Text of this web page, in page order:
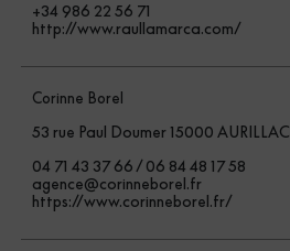
+34 986 22 56 71
http://www.raullamarca.com/
Corinne Borel
53 rue Paul Doumer 15000 AURILLAC
04 71 43 37 66 / 06 84 48 17 58
agence@corinneborel.fr
https://www.corinneborel.fr/